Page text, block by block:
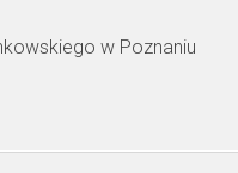
w Poznaniu